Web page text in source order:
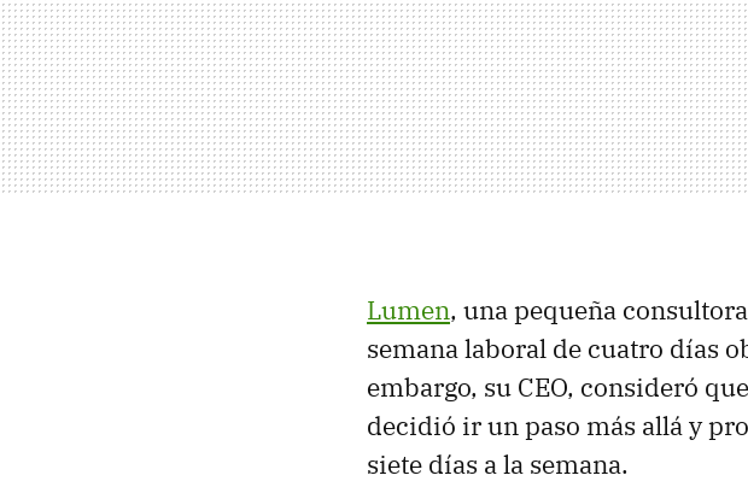
Lumen, una pequeña
semana laboral de cuatro días
embargo, su CEO, consideró
decidió ir un paso más allá y
siete días a la semana.